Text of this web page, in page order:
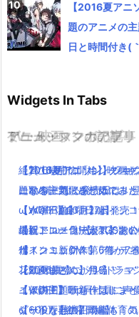
【2016夏アニ
題のアニメの
日と時間付き(
Widgets In Tabs
TV・映画
【TVCM配信開始】映画
ーXV気になる発売日は！
【パパパのパァ】ポイン
場(｀・ω・´)!【dポイン
ポインコ新CM！「何かに
ン×ドコモ】
【伝説回】zip貝社員に声
グリ役を熱演！
ゲーム・スマホアプリ
絶賛上映中の「キングス
になる評判・感想は？
【WOFF】10月27日発売
の新トレーラーがTGSで
【スクエニ新作】アンテ
花江夏樹さんが担当！
【WOFF】FF新作はトン
リートなどの召喚獣も！
アニメ・マンガの記事
【2016夏アニソン】ツキ
題歌を一気にまとめてみ
【水曜日編】
【祝アニメ化決定！】あ
作！コミックス第6巻・7
【2016夏アニソン】ジョ
ニメの主題歌を一気にま
ω・´)！【金曜日編】
ミュージックの記事
【2016夏アニソン】ジョ
ニメの主題歌を一気にま
ω・´)！【金曜日編】
最近ニコニコで人気の歌
1】
【動画まとめ】月9ドラマ
イイ声！！
【600万再生】岡崎体育